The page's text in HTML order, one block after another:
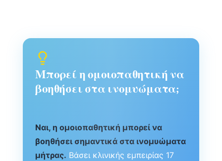
Μπορεί η ομοιοπαθητική να
βοηθήσει στα ινομυώματα;
Ναι, η ομοιοπαθητική μπορεί να
βοηθήσει σημαντικά στα ινομυώματα
μήτρας. Βάσει κλινικής εμπειρίας 17